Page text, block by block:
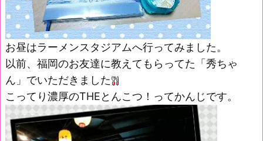
お昼はラーメンスタジアムへ行ってみました。
以前、福岡のお友達に教えてもらってた「秀ちゃ
ん」でいただきました
こってり濃厚のTHEとんこつ！ってかんじです。